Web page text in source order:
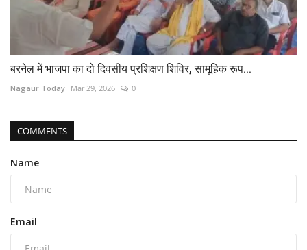
बरनेल में भाजपा का दो दिवसीय प्रशिक्षण शिविर, सामूहिक रूप...
Nagaur Today Mar 29, 2026 0
COMMENTS
Name
Email